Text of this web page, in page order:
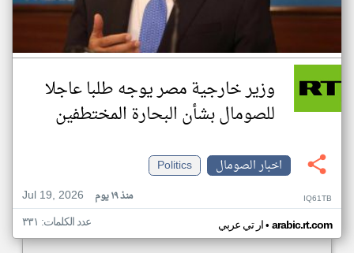
وزير خارجية مصر يوجه طلبا عاجلا
للصومال بشأن البحارة المختطفين
اخبار الصومال
Politics
Jul 19, 2026
منذ ١٩ يوم IQ61TB
ار تي عربي• arabic.rt.com عدد الكلمات: ٣٣١